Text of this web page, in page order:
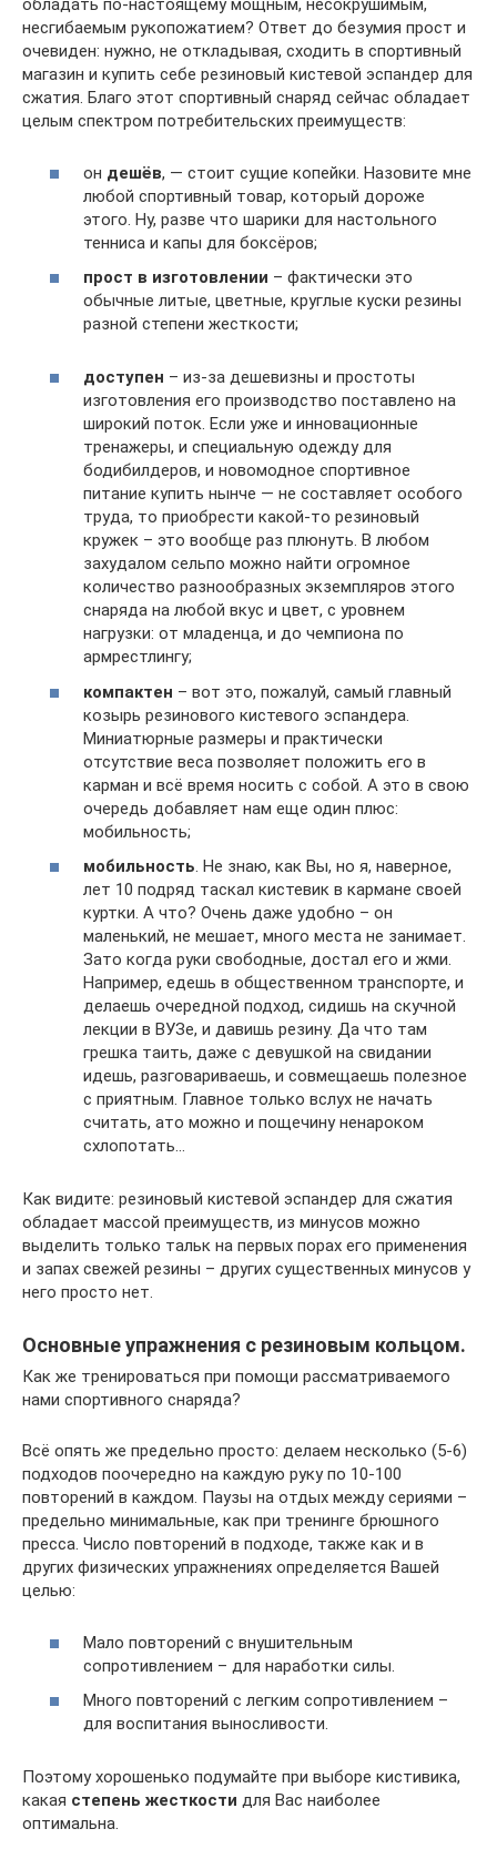
обладать по-настоящему мощным, несокрушимым,
несгибаемым рукопожатием? Ответ до безумия прост и
очевиден: нужно, не откладывая, сходить в спортивный
магазин и купить себе резиновый кистевой эспандер для
сжатия. Благо этот спортивный снаряд сейчас обладает
целым спектром потребительских преимуществ:
он дешёв, — стоит сущие копейки. Назовите мне
любой спортивный товар, который дороже
этого. Ну, разве что шарики для настольного
тенниса и капы для боксёров;
прост в изготовлении – фактически это
обычные литые, цветные, круглые куски резины
разной степени жесткости;
доступен – из-за дешевизны и простоты
изготовления его производство поставлено на
широкий поток. Если уже и инновационные
тренажеры, и специальную одежду для
бодибилдеров, и новомодное спортивное
питание купить нынче — не составляет особого
труда, то приобрести какой-то резиновый
кружек – это вообще раз плюнуть. В любом
захудалом сельпо можно найти огромное
количество разнообразных экземпляров этого
снаряда на любой вкус и цвет, с уровнем
нагрузки: от младенца, и до чемпиона по
армрестлингу;
компактен – вот это, пожалуй, самый главный
козырь резинового кистевого эспандера.
Миниатюрные размеры и практически
отсутствие веса позволяет положить его в
карман и всё время носить с собой. А это в свою
очередь добавляет нам еще один плюс:
мобильность;
мобильность. Не знаю, как Вы, но я, наверное,
лет 10 подряд таскал кистевик в кармане своей
куртки. А что? Очень даже удобно – он
маленький, не мешает, много места не занимает.
Зато когда руки свободные, достал его и жми.
Например, едешь в общественном транспорте, и
делаешь очередной подход, сидишь на скучной
лекции в ВУЗе, и давишь резину. Да что там
грешка таить, даже с девушкой на свидании
идешь, разговариваешь, и совмещаешь полезное
с приятным. Главное только вслух не начать
считать, ато можно и пощечину ненароком
схлопотать…
Как видите: резиновый кистевой эспандер для сжатия
обладает массой преимуществ, из минусов можно
выделить только тальк на первых порах его применения
и запах свежей резины – других существенных минусов у
него просто нет.
Основные упражнения с резиновым кольцом.
Как же тренироваться при помощи рассматриваемого
нами спортивного снаряда?
Всё опять же предельно просто: делаем несколько (5-6)
подходов поочередно на каждую руку по 10-100
повторений в каждом. Паузы на отдых между сериями –
предельно минимальные, как при тренинге брюшного
пресса. Число повторений в подходе, также как и в
других физических упражнениях определяется Вашей
целью:
Мало повторений с внушительным
сопротивлением – для наработки силы.
Много повторений с легким сопротивлением –
для воспитания выносливости.
Поэтому хорошенько подумайте при выборе кистивика,
какая степень жесткости для Вас наиболее
оптимальна.